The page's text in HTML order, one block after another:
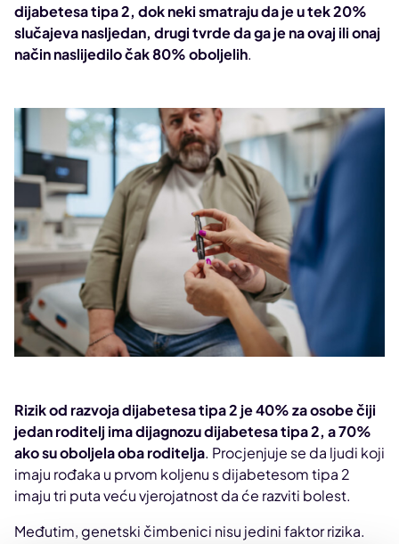
dijabetesa tipa 2, dok neki smatraju da je u tek 20%
slučajeva nasljedan, drugi tvrde da ga je na ovaj ili onaj
način naslijedilo čak 80% oboljelih.
Rizik od razvoja dijabetesa tipa 2 je 40% za osobe čiji
jedan roditelj ima dijagnozu dijabetesa tipa 2, a 70%
ako su oboljela oba roditelja. Procjenjuje se da ljudi koji
imaju rođaka u prvom koljenu s dijabetesom tipa 2
imaju tri puta veću vjerojatnost da će razviti bolest.
Međutim, genetski čimbenici nisu jedini faktor rizika.